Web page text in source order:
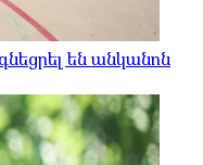
են անկանոն